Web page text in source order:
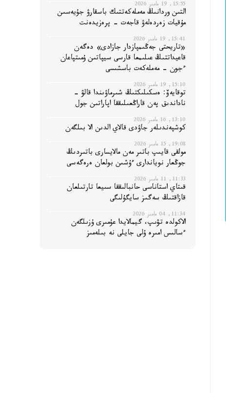
15:55, 19 مامىر 2026
التىن وردانىڭ مەملەكەتتىك باسقارۋ جۇيەسىن
مۇقيات زەردەلەۋ قاجەت - پرەزيدەنت
15:41, 19 مامىر 2026
«تاريحتى جەڭىمپازدار جازادى» دەگەن
قاعيداتتىڭ عىلىمعا قارسى سيپاتىن ۇمىتپاعان
ءجون - مەملەكەت باسشىسى
15:10, 19 مامىر 2026
توقايەۆ: ەسكىلىكتىڭ شىرماۋىندا قالۋ -
ناداندىق پەن قاراڭعىلىققا اپاراتىن جول
13:10, 16 مامىر 2026
كوشپەندىلەر جاۋدى قالاي الدىن الا بىلگەن
19:08, 15 مامىر 2026
مولقى قايىپ باتىر مەن مالايسارى باتىردىڭ
جوڭعار نوياندارى ءۇشىن بولعان ەرەگەسى
11:33, 11 مامىر 2026
قىتاي استاناسى حانبالىققا سىيعا تارتىلعان
قازاقتىڭ سەگىز سايگۇلىگى
11:34, 04 مامىر 2026
الاكولدە تۋىپ، گيمالايدا عۇمىرى ۇزىلگەن
ءسالىس امىرە ۇلى جايلى نە بىلەمىز